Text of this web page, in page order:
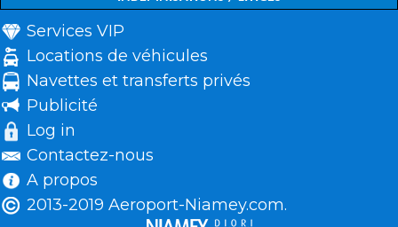
Services VIP
Locations de véhicules
Navettes et transferts privés
Publicité
Log in
Contactez-nous
A propos
2013-2019 Aeroport-Niamey.com.